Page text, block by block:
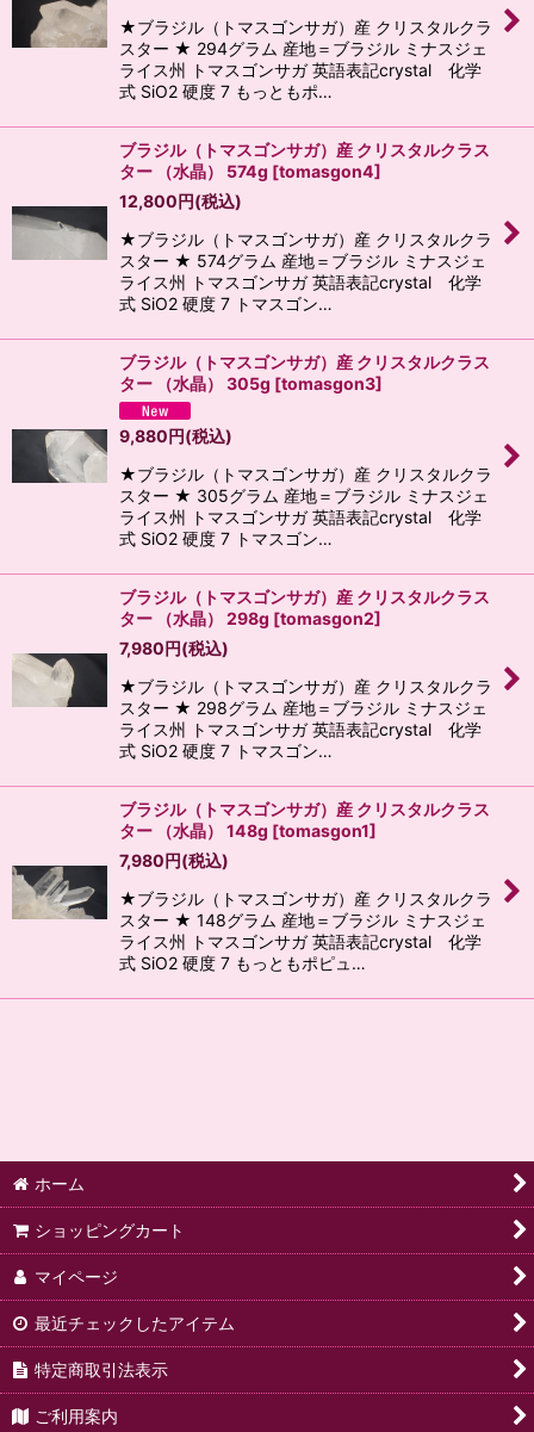
絞り込む
★ブラジル（トマスゴンサガ）産 クリスタルクラ
スター ★ 294グラム 産地＝ブラジル ミナスジェ
ライス州 トマスゴンサガ 英語表記crystal 化学
式 SiO2 硬度 7 もっともポ…
ブラジル（トマスゴンサガ）産 クリスタルクラス
ター （水晶） 574g [tomasgon4]
12,800円(税込)
★ブラジル（トマスゴンサガ）産 クリスタルクラ
スター ★ 574グラム 産地＝ブラジル ミナスジェ
ライス州 トマスゴンサガ 英語表記crystal 化学
式 SiO2 硬度 7 トマスゴン…
ブラジル（トマスゴンサガ）産 クリスタルクラス
ター （水晶） 305g [tomasgon3]
9,880円(税込)
★ブラジル（トマスゴンサガ）産 クリスタルクラ
スター ★ 305グラム 産地＝ブラジル ミナスジェ
ライス州 トマスゴンサガ 英語表記crystal 化学
式 SiO2 硬度 7 トマスゴン…
ブラジル（トマスゴンサガ）産 クリスタルクラス
ター （水晶） 298g [tomasgon2]
7,980円(税込)
★ブラジル（トマスゴンサガ）産 クリスタルクラ
スター ★ 298グラム 産地＝ブラジル ミナスジェ
ライス州 トマスゴンサガ 英語表記crystal 化学
式 SiO2 硬度 7 トマスゴン…
ブラジル（トマスゴンサガ）産 クリスタルクラス
ター （水晶） 148g [tomasgon1]
7,980円(税込)
★ブラジル（トマスゴンサガ）産 クリスタルクラ
スター ★ 148グラム 産地＝ブラジル ミナスジェ
ライス州 トマスゴンサガ 英語表記crystal 化学
式 SiO2 硬度 7 もっともポピュ…
ホーム
ショッピングカート
マイページ
最近チェックしたアイテム
特定商取引法表示
ご利用案内